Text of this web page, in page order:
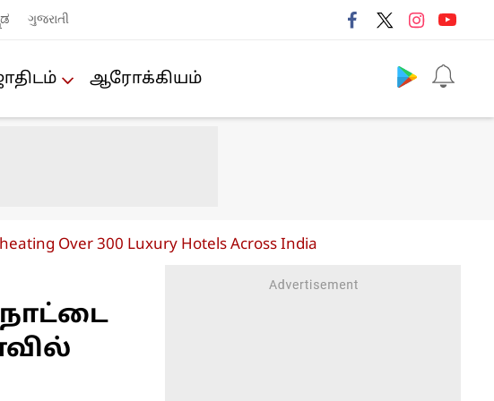
ગુજરાતી
ஆரோக்கியம்
Over 300 Luxury Hotels Across India